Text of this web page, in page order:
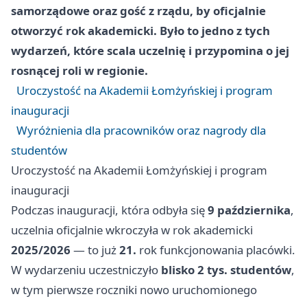
samorządowe oraz gość z rządu, by oficjalnie
otworzyć rok akademicki. Było to jedno z tych
wydarzeń, które scala uczelnię i przypomina o jej
rosnącej roli w regionie.
Uroczystość na Akademii Łomżyńskiej i program
inauguracji
Wyróżnienia dla pracowników oraz nagrody dla
studentów
Uroczystość na Akademii Łomżyńskiej i program
inauguracji
Podczas inauguracji, która odbyła się9 października,
uczelnia oficjalnie wkroczyła w rok akademicki
2025/2026 — to już21. rok funkcjonowania placówki.
W wydarzeniu uczestniczyło blisko 2 tys. studentów,
w tym pierwsze roczniki nowo uruchomionego